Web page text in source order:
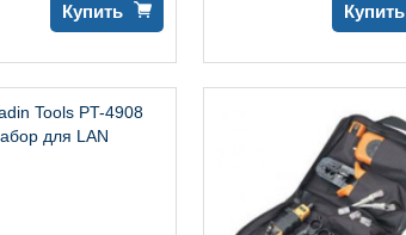
Купить Купить